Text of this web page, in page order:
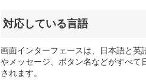
対応している言語
画面インターフェースは、日本語と
やメッセージ、ボタン名などがすべ
されます。